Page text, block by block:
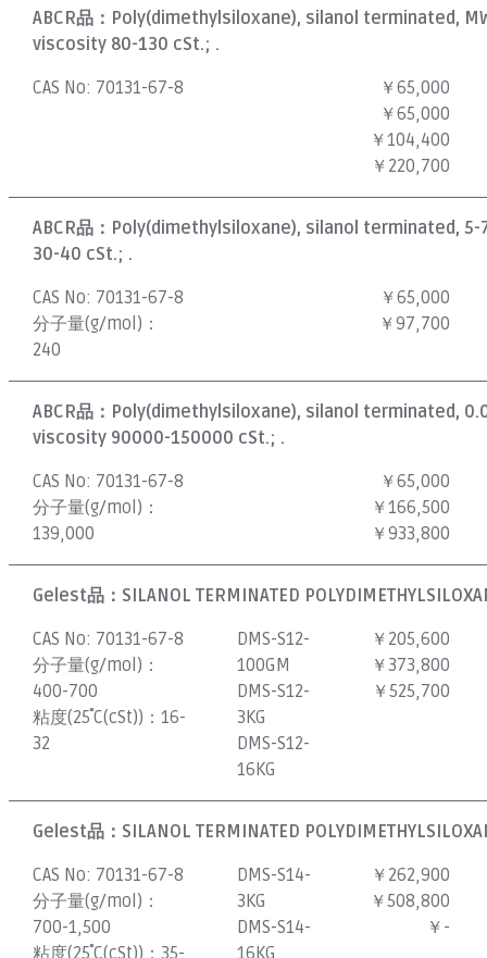
ABCR品： Poly(dimethylsiloxane), silanol terminated,
viscosity 80-130 cSt.; .
CAS No: 70131-67-8
￥65,000
￥65,000
￥104,400
￥220,700
ABCR品： Poly(dimethylsiloxane), silanol terminated, 5-
30-40 cSt.; .
CAS No: 70131-67-8
分子量(g/mol)：
240
￥65,000
￥97,700
ABCR品： Poly(dimethylsiloxane), silanol terminated,
viscosity 90000-150000 cSt.; .
CAS No: 70131-67-8
分子量(g/mol)：
139,000
￥65,000
￥166,500
￥933,800
Gelest品： SILANOL TERMINATED
CAS No: 70131-67-8
分子量(g/mol)：
400-700
粘度(25˚C(cSt))：16-
32
DMS-S12-
100GM
DMS-S12-
3KG
DMS-S12-
16KG
￥205,600
￥373,800
￥525,700
Gelest品： SILANOL TERMINATED
CAS No: 70131-67-8
分子量(g/mol)：
700-1,500
DMS-S14-
3KG
DMS-S14-
￥262,900
￥508,800
￥-